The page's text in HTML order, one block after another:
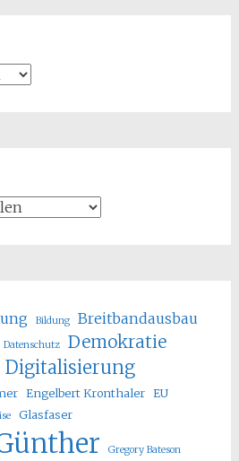
Bildung
Breitbandausbau
Datenschutz Demokratie
Digitalisierung
Engelbert Kronthaler EU
Glasfaser
Gregory Bateson